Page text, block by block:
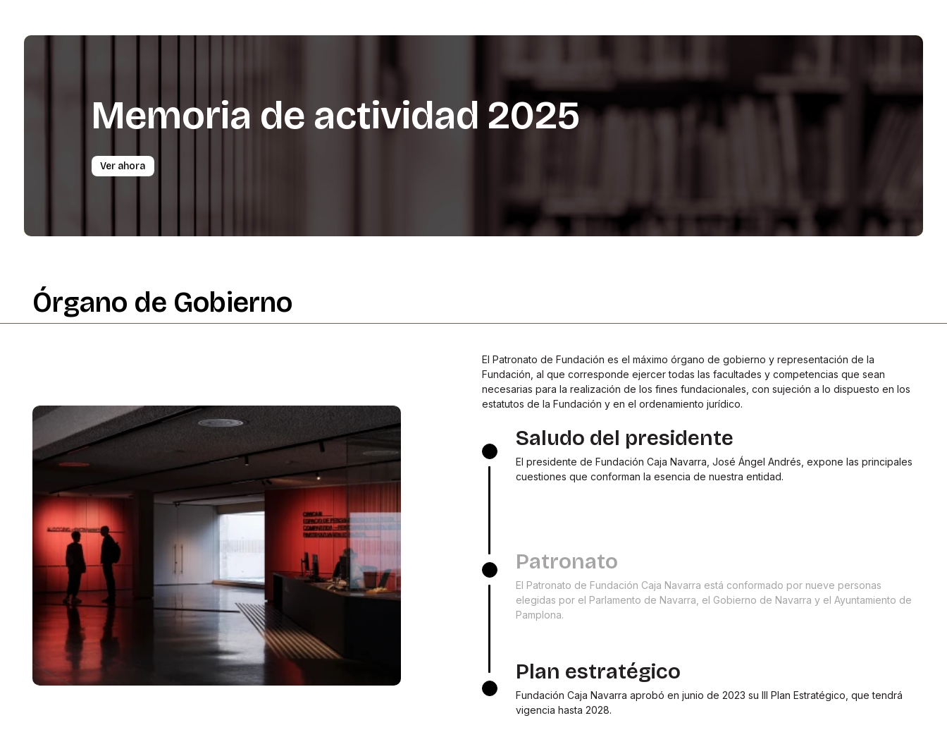
Memoria de actividad 2025
Ver ahora
Órgano de Gobierno
El Patronato de Fundación es el máximo órgano de gobierno y representación de la
Fundación, al que corresponde ejercer todas las facultades y competencias que sean
necesarias para la realización de los fines fundacionales, con sujeción a lo dispuesto en los
estatutos de la Fundación y en el ordenamiento jurídico.
Saludo del presidente
El presidente de Fundación Caja Navarra, José Ángel Andrés, expone las principales
cuestiones que conforman la esencia de nuestra entidad.
Patronato
El Patronato de Fundación Caja Navarra está conformado por nueve personas
elegidas por el Parlamento de Navarra, el Gobierno de Navarra y el Ayuntamiento de
Pamplona.
Plan estratégico
Fundación Caja Navarra aprobó en junio de 2023 su III Plan Estratégico, que tendrá
vigencia hasta 2028.